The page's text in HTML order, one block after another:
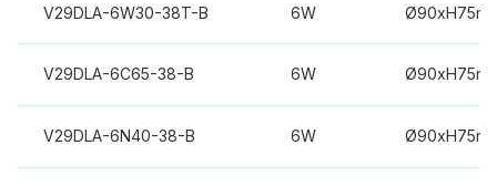
V29DLA-6W30-38T-B 6W
V29DLA-6C65-38-B 6W
V29DLA-6N40-38-B 6W